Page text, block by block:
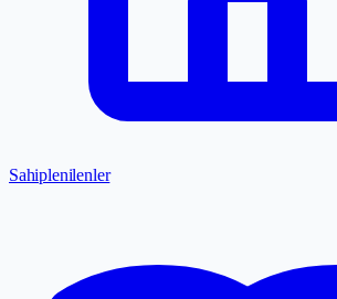
Sahiplenilenler